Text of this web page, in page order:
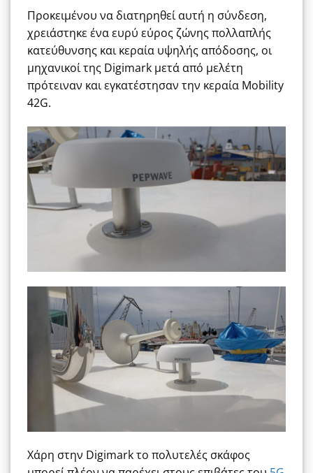
Προκειμένου να διατηρηθεί αυτή η σύνδεση,
χρειάστηκε ένα ευρύ εύρος ζώνης πολλαπλής
κατεύθυνσης και κεραία υψηλής απόδοσης, οι
μηχανικοί της Digimark μετά από μελέτη
πρότειναν και εγκατέστησαν την κεραία Mobility
42G.
Χάρη στην Digimark το πολυτελές σκάφος